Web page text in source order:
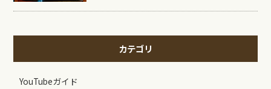
カテゴリ
YouTubeガイド